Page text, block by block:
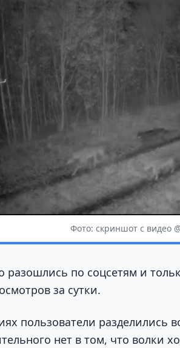
Фото: скриншот с видео
разошлись по соцсетям и
за сутки.
пользователи разделились
нет в том, что волки